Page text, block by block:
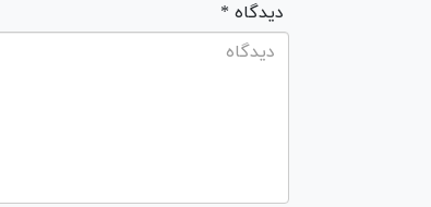
* دیدگاه